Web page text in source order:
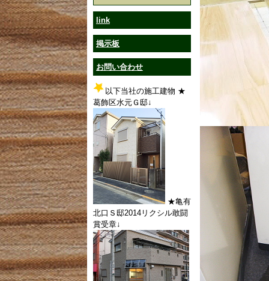
link
掲示板
お問い合わせ
以下当社の施工建物 ★
葛飾区水元Ｇ邸↓
★亀有
北口Ｓ邸2014リクシル敢闘
賞受章↓